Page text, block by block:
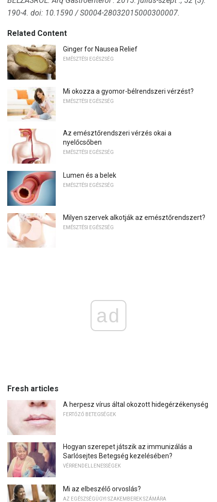
190-4. doi: 10.1590 / S0004-28032015000300007.
Related Content
Ginger for Nausea Relief
EMÉSZTÉSI EGÉSZSÉG
Mi okozza a gyomor-bélrendszeri vérzést?
EMÉSZTÉSI EGÉSZSÉG
Az emésztőrendszeri vérzés okai a
nyelőcsőben
EMÉSZTÉSI EGÉSZSÉG
Lumen és a belek
EMÉSZTÉSI EGÉSZSÉG
Milyen szervek alkotják az emésztőrendszert?
EMÉSZTÉSI EGÉSZSÉG
ad
Fresh articles
A herpesz vírus által okozott hidegérzékenység
FERTŐZŐ BETEGSÉGEK
Hogyan szerepet játszik az immunizálás a
Sarlósejtes Betegség kezelésében?
VÉRRENDELLENESSÉGEK
Mi az elbeszélő orvoslás?
AZ EGÉSZSÉGÜGYI SZAKEMBEREK SZÁMÁRA